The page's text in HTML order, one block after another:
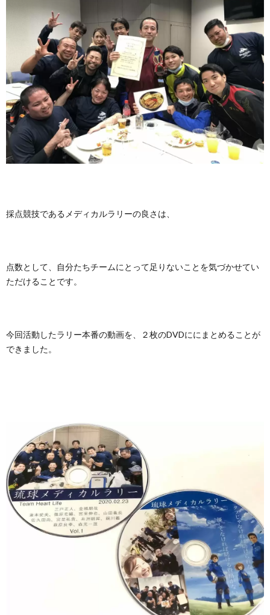
採点競技であるメディカルラリーの良さは、
点数として、自分たちチームにとって足りないことを気づかせてい
ただけることです。
今回活動したラリー本番の動画を、２枚のDVDににまとめることが
できました。